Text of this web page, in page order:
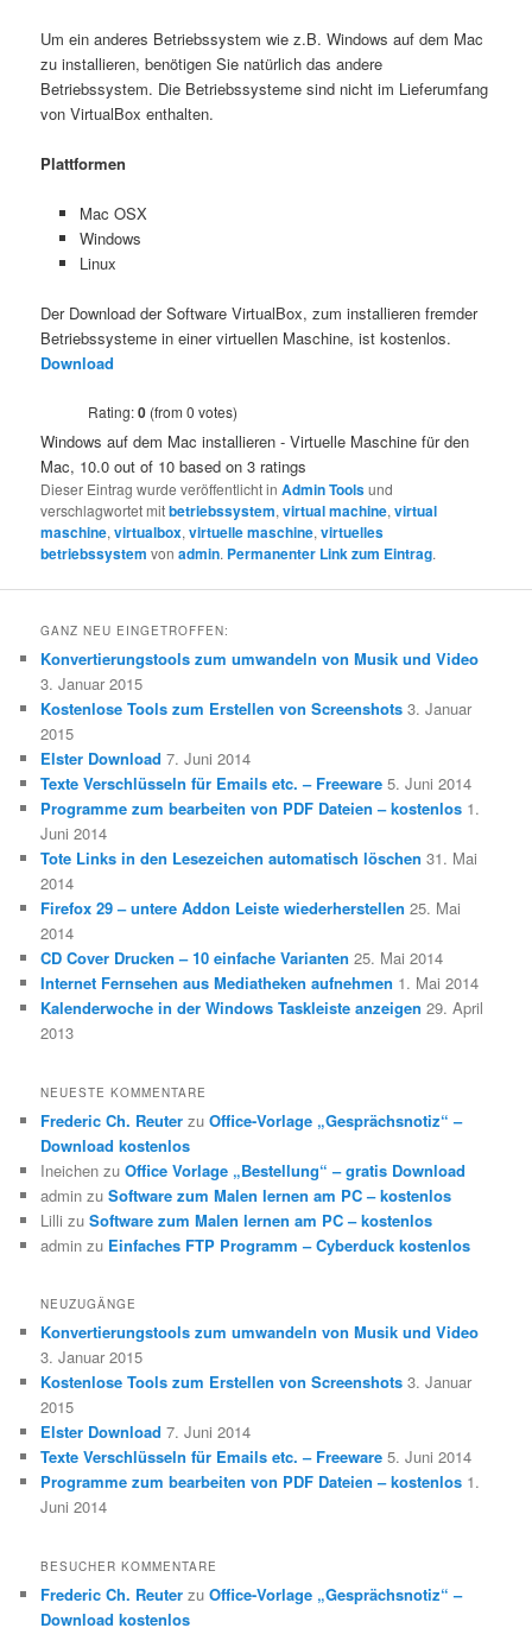
Um ein anderes Betriebssystem wie z.B. Windows auf dem Mac
zu installieren, benötigen Sie natürlich das andere
Betriebssystem. Die Betriebssysteme sind nicht im Lieferumfang
von VirtualBox enthalten.
Plattformen
Mac OSX
Windows
Linux
Der Download der Software VirtualBox, zum installieren fremder
Betriebssysteme in einer virtuellen Maschine, ist kostenlos.
Download
Rating:0 (from 0 votes)
Windows auf dem Mac installieren - Virtuelle Maschine für den
Mac, 10.0 out of 10 based on3 ratings
Dieser Eintrag wurde veröffentlicht inAdmin Toolsund
verschlagwortet mitbetriebssystem,virtual machine,virtual
maschine,virtualbox,virtuelle maschine,virtuelles
betriebssystem vonadmin. Permanenter Link zum Eintrag.
GANZ NEU EINGETROFFEN:
Konvertierungstools zum umwandeln von Musik und Video
3. Januar 2015
Kostenlose Tools zum Erstellen von Screenshots 3. Januar
2015
Elster Download 7. Juni 2014
Texte Verschlüsseln für Emails etc. – Freeware 5. Juni 2014
Programme zum bearbeiten von PDF Dateien – kostenlos 1.
Juni 2014
Tote Links in den Lesezeichen automatisch löschen 31. Mai
2014
Firefox 29 – untere Addon Leiste wiederherstellen 25. Mai
2014
CD Cover Drucken – 10 einfache Varianten 25. Mai 2014
Internet Fernsehen aus Mediatheken aufnehmen 1. Mai 2014
Kalenderwoche in der Windows Taskleiste anzeigen 29. April
2013
NEUESTE KOMMENTARE
Frederic Ch. Reuter zuOffice-Vorlage „Gesprächsnotiz“ –
Download kostenlos
Ineichen zuOffice Vorlage „Bestellung“ – gratis Download
admin zuSoftware zum Malen lernen am PC – kostenlos
Lilli zuSoftware zum Malen lernen am PC – kostenlos
admin zu Einfaches FTP Programm – Cyberduck kostenlos
NEUZUGÄNGE
Konvertierungstools zum umwandeln von Musik und Video
3. Januar 2015
Kostenlose Tools zum Erstellen von Screenshots 3. Januar
2015
Elster Download 7. Juni 2014
Texte Verschlüsseln für Emails etc. – Freeware 5. Juni 2014
Programme zum bearbeiten von PDF Dateien – kostenlos 1.
Juni 2014
BESUCHER KOMMENTARE
Frederic Ch. Reuter zuOffice-Vorlage „Gesprächsnotiz“ –
Download kostenlos